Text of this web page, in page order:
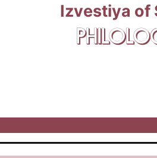
Izvestiya of